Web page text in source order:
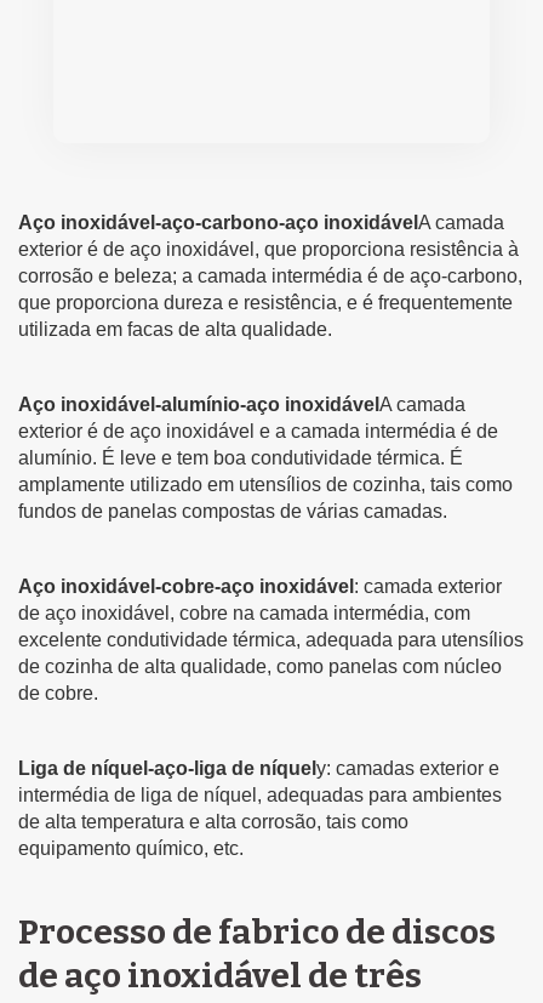
Aço inoxidável-aço-carbono-aço inoxidável A camada
exterior é de aço inoxidável, que proporciona resistência à
corrosão e beleza; a camada intermédia é de aço-carbono,
que proporciona dureza e resistência, e é frequentemente
utilizada em facas de alta qualidade.
Aço inoxidável-alumínio-aço inoxidável A camada
exterior é de aço inoxidável e a camada intermédia é de
alumínio. É leve e tem boa condutividade térmica. É
amplamente utilizado em utensílios de cozinha, tais como
fundos de panelas compostas de várias camadas.
Aço inoxidável-cobre-aço inoxidável : camada exterior
de aço inoxidável, cobre na camada intermédia, com
excelente condutividade térmica, adequada para utensílios
de cozinha de alta qualidade, como panelas com núcleo
de cobre.
Liga de níquel-aço-liga de níquel y: camadas exterior e
intermédia de liga de níquel, adequadas para ambientes
de alta temperatura e alta corrosão, tais como
equipamento químico, etc.
Processo de fabrico de discos
de aço inoxidável de três